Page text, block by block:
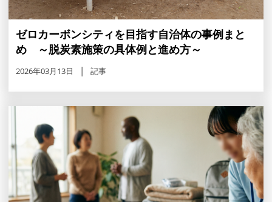
ゼロカーボンシティを目指す自治体の事例まと
め ～脱炭素施策の具体例と進め方～
2026年03月13日 記事